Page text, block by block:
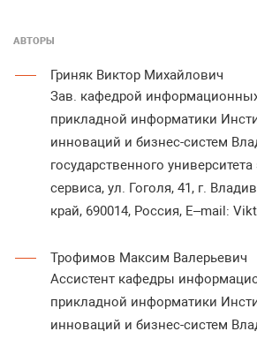
АВТОРЫ
Гриняк Виктор Михайлович
Зав. кафедрой
прикладной информатики
инноваций и бизнес-систем
государственного
сервиса, ул. Гоголя, 41, г.
край, 690014, Россия, E–mail:
Трофимов Максим Валерьевич
Ассистент кафедры
прикладной информатики
инноваций и бизнес-систем